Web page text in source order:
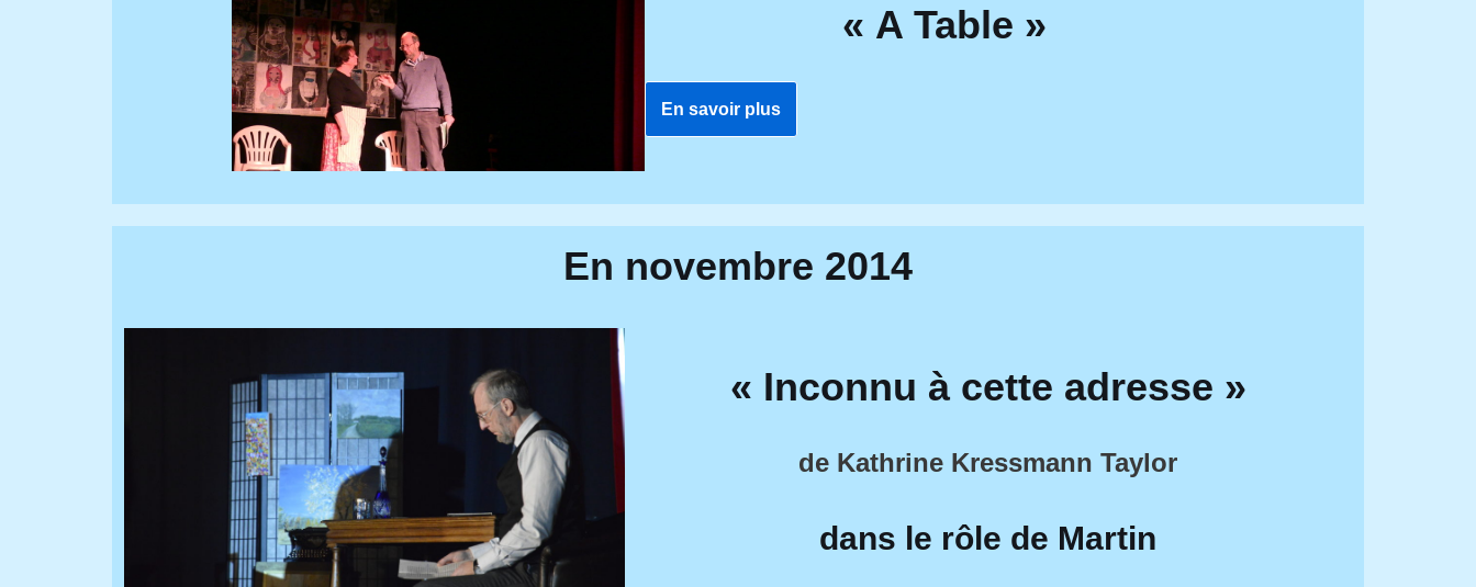
« A Table »
En savoir plus
En novembre 2014
« Inconnu à cette adresse »
de Kathrine Kressmann Taylor
dans le rôle de Martin